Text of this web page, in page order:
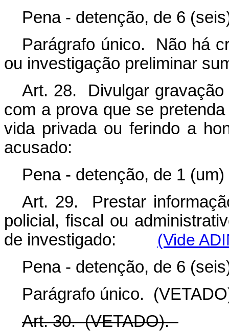
Pena - detenção, de 6
Parágrafo único. Não há
ou investigação preliminar
Art. 28. Divulgar
com a prova que se
vida privada ou ferindo a
acusado:
Pena - detenção, de 1
Art. 29. Prestar
policial, fiscal ou
de investigado: (Vide
Pena - detenção, de 6
Parágrafo único.
Art. 30. (VETADO).